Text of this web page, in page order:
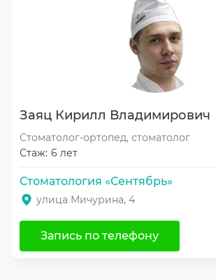
Заяц Кирилл Владимирович
Стоматолог-ортопед, стоматолог
Стаж: 6 лет
Стоматология «Сентябрь»
улица Мичурина, 4
Запись по телефону